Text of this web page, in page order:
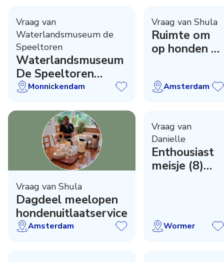
Vraag van
Waterlandsmuseum de
Speeltoren
Waterlandsmuseum
De Speeltoren
zoekt...
Monnickendam
Vraag van Shula
Ruimte om
op honden te
Amsterdam
Vraag van Shula
Dagdeel meelopen
hondenuitlaatservice
Amsterdam
Vraag van
Danielle
Enthousiast
meisje (8)
Wormer